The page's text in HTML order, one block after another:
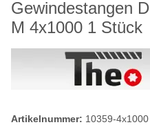
Gewindestangen
M 4x1000 1 Stück
Artikelnummer: 10359-4x1000